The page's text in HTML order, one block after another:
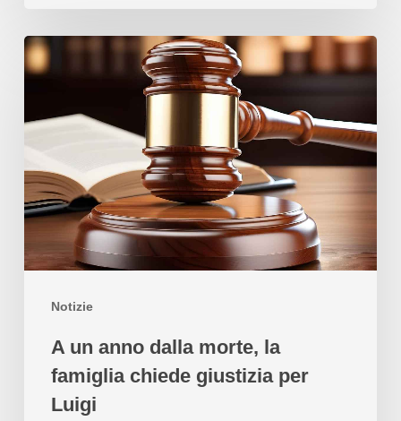
Notizie
A un anno dalla morte, la
famiglia chiede giustizia per
Luigi